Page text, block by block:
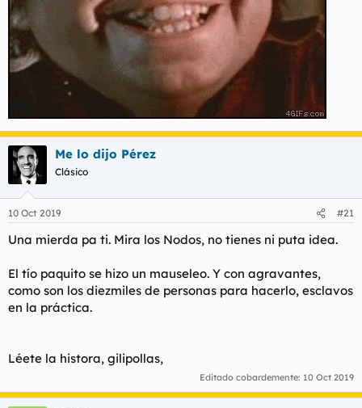
Me lo dijo Pérez
Clásico
10 Oct 2019 #21
Una mierda pa ti. Mira los Nodos, no tienes ni puta idea.
El tío paquito se hizo un mauseleo. Y con agravantes,
como son los diezmiles de personas para hacerlo, esclavos
en la práctica.
Léete la histora, gilipollas,
Editado cobardemente: 10 Oct 2019